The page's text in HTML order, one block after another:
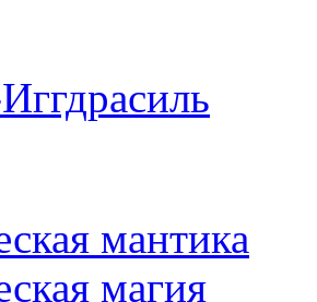
мантика
магия